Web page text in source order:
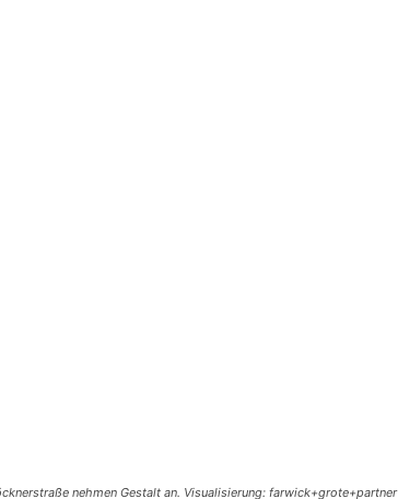
nehmen Gestalt an. Visualisierung: farwick+grote+partner